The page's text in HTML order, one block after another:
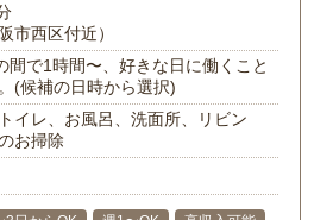
市西区付近）
間で1時間〜、好きな日に働くこと
(候補の日時から選択)
イレ、お風呂、洗面所、リビン
お掃除